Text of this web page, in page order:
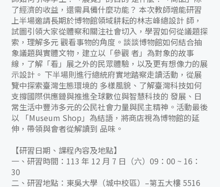
了經濟的收益，還需具備什麼功能？ 本次教師增能研習
上半場邀請長期於博物館領域耕耘的林志峰總設計 師，
試圖引領大家從體察和關注社會切入，學習如何從議題探
索，理解多元 觀看事物的角度。談談博物館如何結合抽
象議題與實體文物，建立以「參觀 者」為對象的故事
線，了解「看」展之外的民眾體驗，以及更有想像力的展
示設計。 下半場則進行總統府實地踏察走讀活動，從展
覽中探索臺灣生態環境的 多樣風貌、了解臺灣科技如何
支撐國際供應鏈與推進全球數位與智慧科技的 發展、日
常生活中豐沛多元的公民社會力量與民主精神。活動最後
以 「Museum Shop」為結語，將商店視為博物館的延
伸，帶領與會者從解讀到 品味。
【研習日期、課程內容及地點】
一、研習時間：113 年 12 月 7 日（六）09：00 ~ 16：
30
二、研習地點：東吳大學（城中校區）–第五大樓 5516